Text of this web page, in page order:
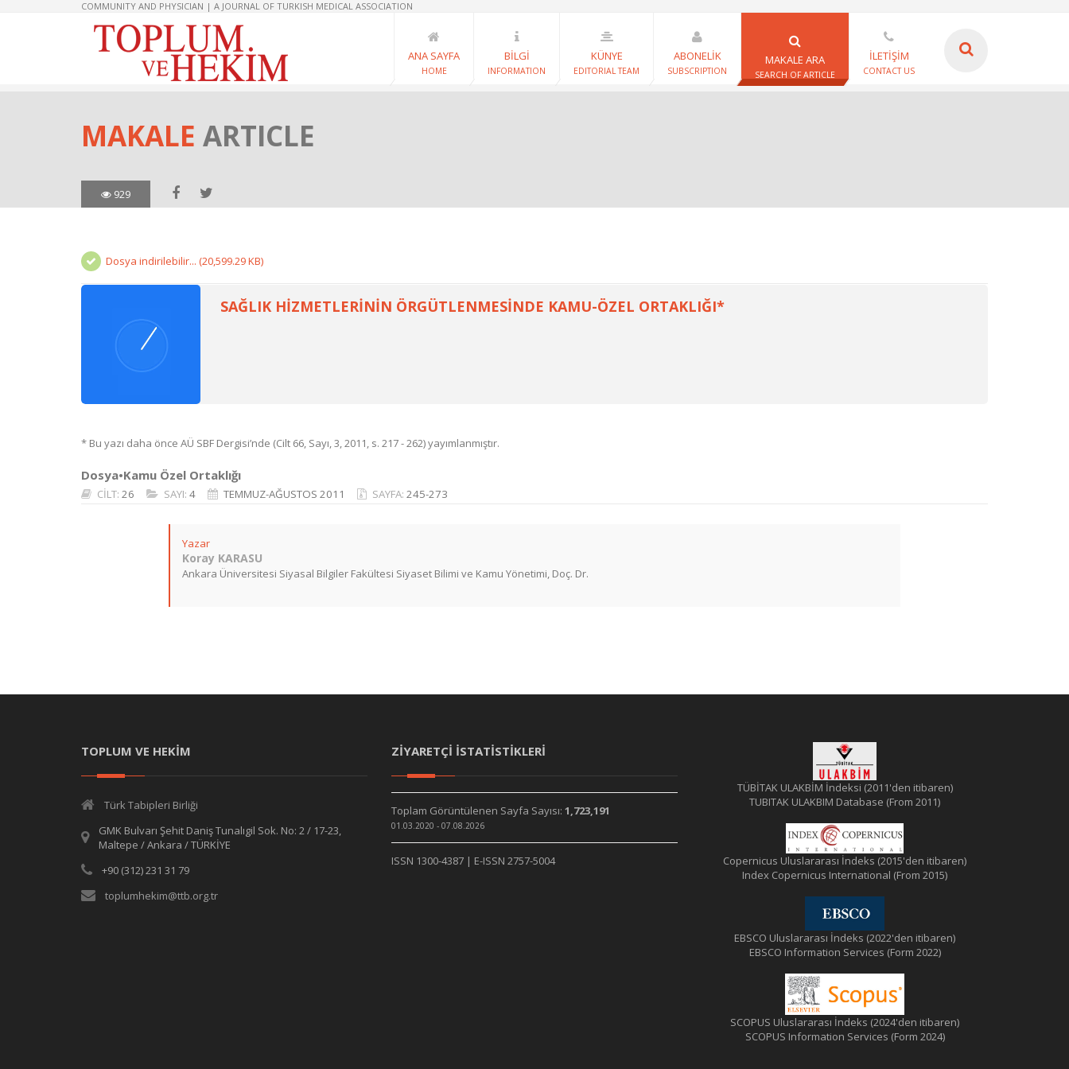
COMMUNITY AND PHYSICIAN | A JOURNAL OF TURKISH MEDICAL ASSOCIATION
ANA SAYFA
HOME
BİLGİ
INFORMATION
KÜNYE
EDITORIAL TEAM
ABONELİK
SUBSCRIPTION
MAKALE ARA
SEARCH OF ARTICLE
İLETİŞİM
CONTACT US
MAKALE ARTICLE
929
Dosya indirilebilir... (20,599.29 KB)
SAĞLIK HİZMETLERİNİN ÖRGÜTLENMESİNDE KAMU-ÖZEL ORTAKLIĞI*
* Bu yazı daha önce AÜ SBF Dergisi’nde (Cilt 66, Sayı, 3, 2011, s. 217 - 262) yayımlanmıştır.
Dosya•Kamu Özel Ortaklığı
CİLT: 26 SAYI: 4 TEMMUZ-AĞUSTOS 2011 SAYFA: 245-273
Yazar
Koray KARASU
Ankara Üniversitesi Siyasal Bilgiler Fakültesi Siyaset Bilimi ve Kamu Yönetimi, Doç. Dr.
TOPLUM VE HEKİM
Türk Tabipleri Birliği
GMK Bulvarı Şehit Daniş Tunalıgil Sok. No: 2 / 17-23,
Maltepe / Ankara / TÜRKİYE
+90 (312) 231 31 79
toplumhekim@ttb.org.tr
ZİYARETÇİ İSTATİSTİKLERİ
Toplam Görüntülenen Sayfa Sayısı: 1,723,191
01.03.2020 - 07.08.2026
ISSN 1300-4387 | E-ISSN 2757-5004
TÜBİTAK ULAKBİM İndeksi (2011'den itibaren)
TUBITAK ULAKBIM Database (From 2011)
Copernicus Uluslararası İndeks (2015'den itibaren)
Index Copernicus International (From 2015)
EBSCO Uluslararası İndeks (2022'den itibaren)
EBSCO Information Services (Form 2022)
SCOPUS Uluslararası İndeks (2024'den itibaren)
SCOPUS Information Services (Form 2024)